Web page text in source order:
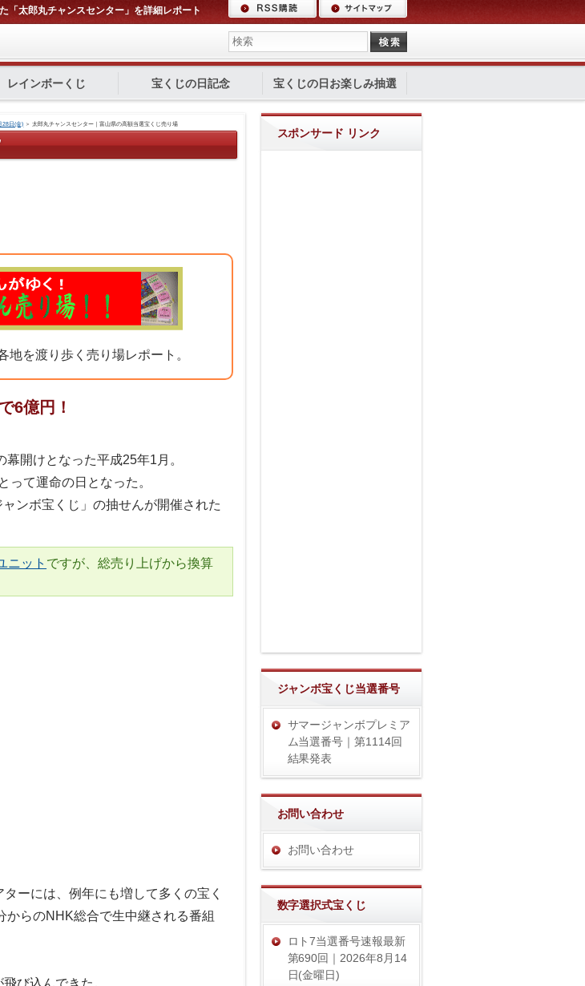
「太郎丸チャンスセンター」を詳細レポート
レインボーくじ 宝くじの日記念 宝くじの日お楽しみ抽選
28日(金) ＞太郎丸チャンスセンター｜富山県の高額当選宝くじ売り場
を渡り歩く売り場レポート。
6億円！
開けとなった平成25年1月。
って運命の日となった。
ンボ宝くじ」の抽せんが開催された
ニット ですが、総売り上げから換算
ーには、例年にも増して多くの宝く
からのNHK総合で生中継される番組
び込んできた。
スポンサード リンク
ジャンボ宝くじ当選番号
サマージャンボプレミア
ム当選番号｜第1114回
結果発表
お問い合わせ
お問い合わせ
数字選択式宝くじ
ロト7当選番号速報最新
第690回｜2026年8月14
日(金曜日)